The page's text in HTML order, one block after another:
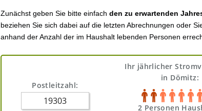
Zunächst geben Sie bitte einfach den zu erwartenden
beziehen Sie sich dabei auf die letzten Abrechnungen oder
anhand der Anzahl der im Haushalt lebenden Personen
Postleitzahl:
Ihr jährlicher
in Dömitz:
2 Personen